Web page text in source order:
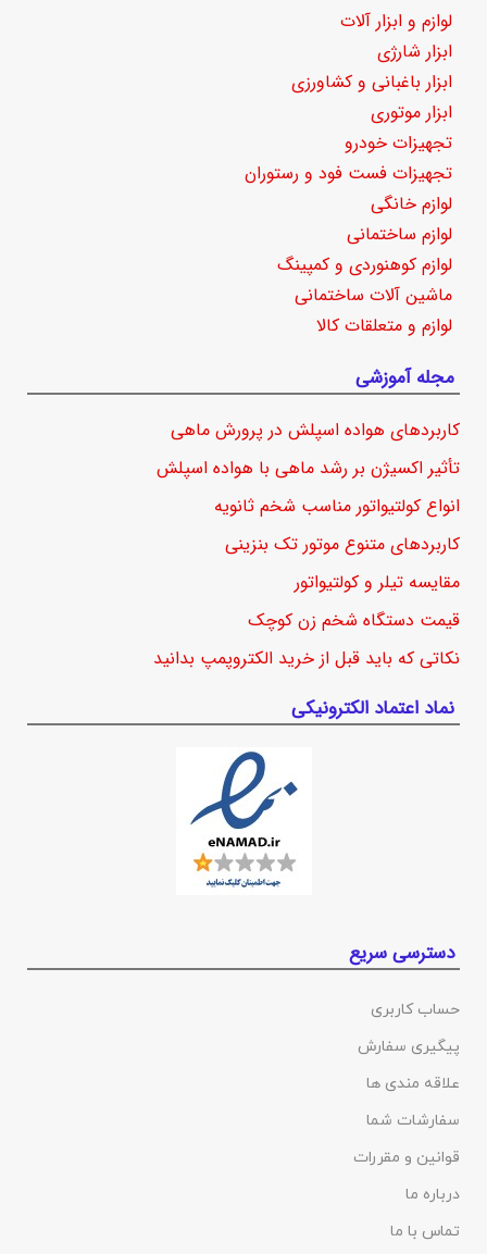
لوازم و ابزار آلات
ابزار شارژی
ابزار باغبانی و کشاورزی
ابزار موتوری
تجهیزات خودرو
تجهیزات فست فود و رستوران
لوازم خانگی
لوازم ساختمانی
لوازم کوهنوردی و کمپینگ
ماشین آلات ساختمانی
لوازم و متعلقات کالا
مجله آموزشی
کاربردهای هواده اسپلش در پرورش ماهی
تأثیر اکسیژن بر رشد ماهی با هواده اسپلش
انواع کولتیواتور مناسب شخم ثانویه
کاربردهای متنوع موتور تک بنزینی
مقایسه تیلر و کولتیواتور
قیمت دستگاه شخم زن کوچک
نکاتی که باید قبل از خرید الکتروپمپ بدانید
نماد اعتماد الکترونیکی
دسترسی سریع
حساب کاربری
پیگیری سفارش
علاقه مندی ها
سفارشات شما
قوانین و مقررات
درباره ما
تماس با ما